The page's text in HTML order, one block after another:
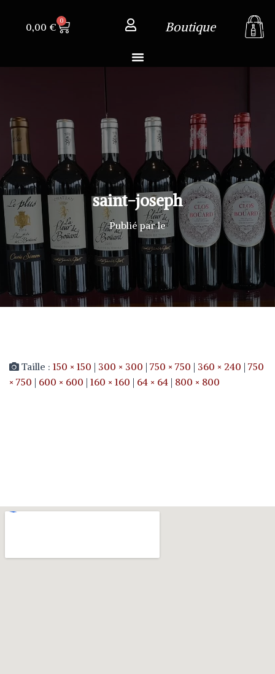
Boutique
0,00 €
0
saint-joseph
Publié parle
Taille : 150 × 150 | 300 × 300 | 750 × 750 | 360 × 240 | 750
× 750 | 600 × 600 | 160 × 160 | 64 × 64 | 800 × 800